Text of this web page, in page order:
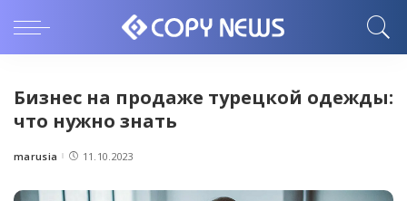
Бизнес на продаже турецкой одежды:
что нужно знать
Posted
marusia 11.10.2023